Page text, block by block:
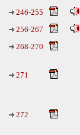
246-255
256-267
268-270
271
272